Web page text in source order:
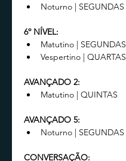
Noturno | SEGUNDAS
6º NÍVEL:
Matutino | SEGUNDAS
Vespertino | QUARTAS
AVANÇADO 2:
Matutino | QUINTAS
AVANÇADO 5:
Noturno | SEGUNDAS
CONVERSAÇÃO: